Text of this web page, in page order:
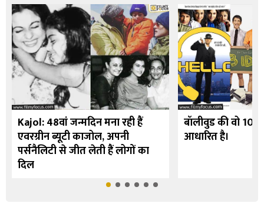
Kajol: 48वां जन्मदिन मना रही हैं
एवरग्रीन ब्यूटी काजोल, अपनी
पर्सनैलिटी से जीत लेती हैं लोगों का
दिल
बॉलीवुड की वो 10
आधारित है।